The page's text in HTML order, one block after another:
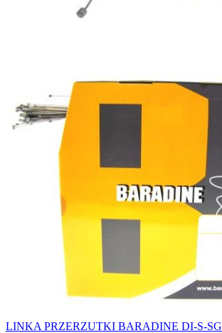
LINKA PRZERZUTKI BARADINE DI-S-SG